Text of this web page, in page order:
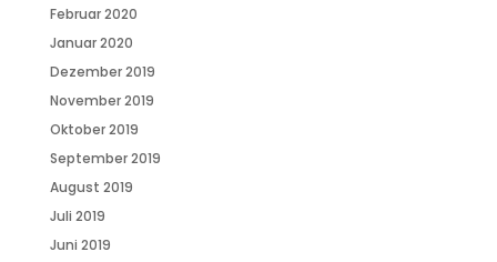
Februar 2020
Januar 2020
Dezember 2019
November 2019
Oktober 2019
September 2019
August 2019
Juli 2019
Juni 2019